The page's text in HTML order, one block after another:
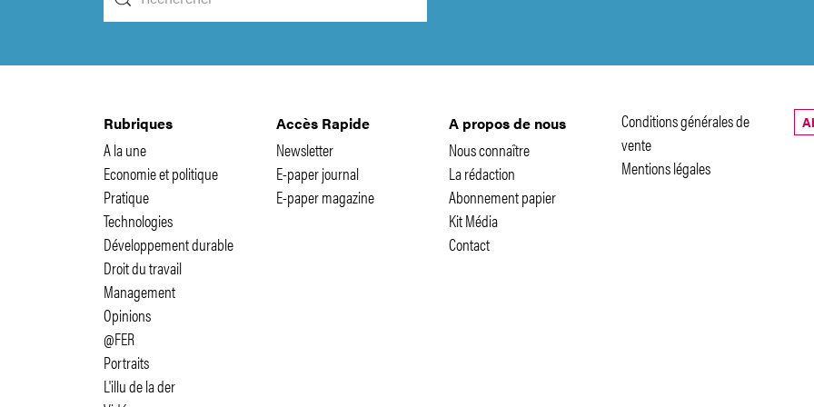
Rubriques
A la une
Economie et politique
Pratique
Technologies
Développement durable
Droit du travail
Management
Opinions
@FER
Portraits
L'illu de la der
Accès Rapide
Newsletter
E-paper journal
E-paper magazine
A propos de nous
Nous connaître
La rédaction
Abonnement papier
Kit Média
Contact
Conditions générales de
vente
Mentions légales